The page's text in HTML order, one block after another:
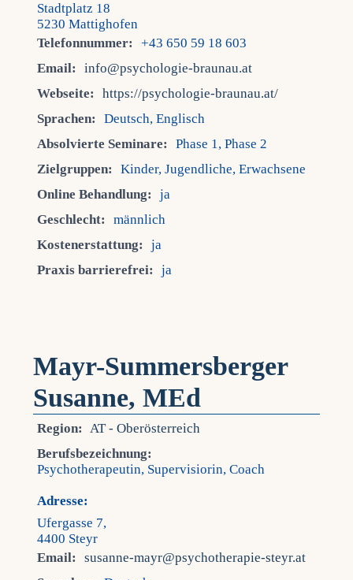
Stadtplatz 18
5230 Mattighofen
Telefonnummer:
+43 650 59 18 603
Email:
info@psychologie-braunau.at
Webseite:
https://psychologie-braunau.at/
Sprachen:
Deutsch, Englisch
Absolvierte Seminare:
Phase 1, Phase 2
Zielgruppen:
Kinder, Jugendliche, Erwachsene
Online Behandlung:
ja
Geschlecht:
männlich
Kostenerstattung:
ja
Praxis barrierefrei:
ja
Mayr-Summersberger
Susanne, MEd
Region: AT - Oberösterreich
Berufsbezeichnung:
Psychotherapeutin, Supervisiorin, Coach
Adresse:
Ufergasse 7,
4400 Steyr
Email:
susanne-mayr@psychotherapie-steyr.at